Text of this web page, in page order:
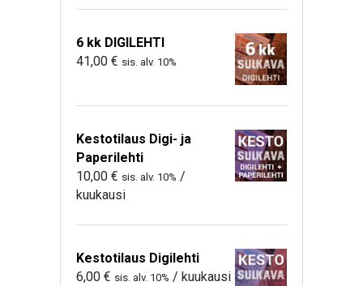
6 kk DIGILEHTI
41,00 € sis. alv. 10%
Kestotilaus Digi- ja
Paperilehti
10,00 € sis. alv. 10% /
kuukausi
Kestotilaus Digilehti
6,00 € sis. alv. 10% / kuukausi